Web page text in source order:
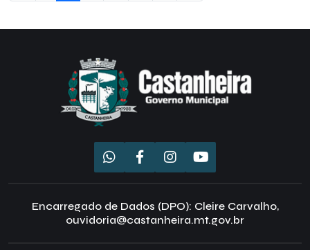
Encarregado de Dados (DPO): Cleire Carvalho,
ouvidoria@castanheira.mt.gov.br